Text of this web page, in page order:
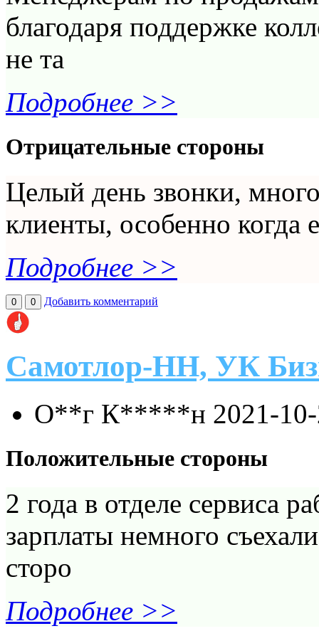
благодаря поддержке
не та
Подробнее >>
Отрицательные стороны
Целый день звонки,
клиенты, особенно когда
Подробнее >>
0 0 Добавить комментарий
Самотлор-НН, УК
О**г К*****н 2021-
Положительные стороны
2 года в отделе сервиса
зарплаты немного
сторо
Подробнее >>